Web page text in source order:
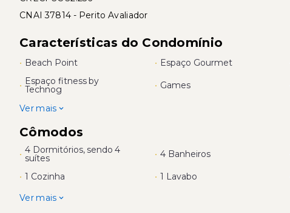
CNAI 37814 - Perito Avaliador
Características do Condomínio
• Beach Point • Espaço Gourmet
• Espaço fitness by
Technog • Games
Ver mais
Cômodos
• 4 Dormitórios, sendo 4
suítes • 4 Banheiros
• 1 Cozinha • 1 Lavabo
Ver mais